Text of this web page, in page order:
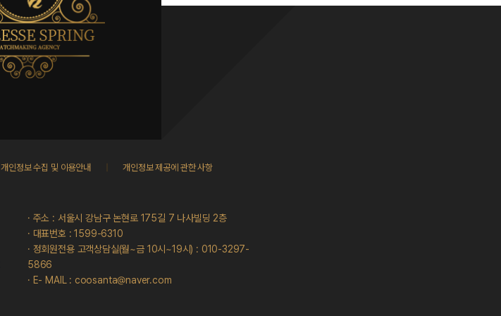
개인정보 수집 및 이용안내 개인정보 제공에 관한 사항
· 주소 : 서울시 강남구 논현로 175길 7 나사빌딩 2층
· 대표번호 : 1599-6310
· 정회원전용 고객상담실(월~금 10시~19시) : 010-3297-
5866
· E- MAIL : coosanta@naver.com